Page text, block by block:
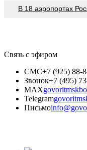
В 18 аэропортах
Связь с эфиром
СМС+7 (925) 88-
Звонок+7 (495)
MAX
Telegram
Письмо